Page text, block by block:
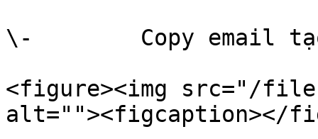
\-        Copy email
<figure><img src="/files/
alt=""><figcaption></